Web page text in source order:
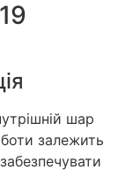
шар
залежить